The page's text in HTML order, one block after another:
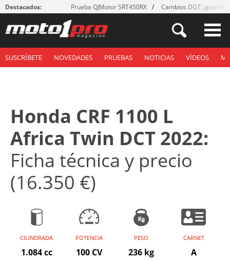
Destacados: Prueba QJMotor SRT450RX Cambios DGT: ¡guantes!
SUSCRÍBETE NOVEDADES PRUEBAS NOTICIAS VÍDEOS
Honda CRF 1100 L
Africa Twin DCT 2022:
Ficha técnica y precio
(16.350 €)
CILINDRADA
1.084 cc
POTENCIA
100 CV
PESO
236 kg
CARNET
A